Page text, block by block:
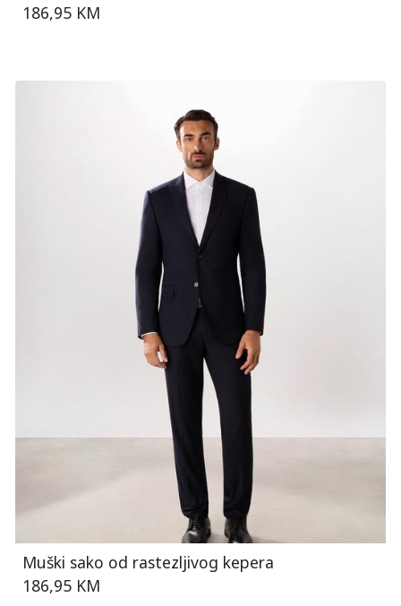
186,95 KM
Muški sako od rastezljivog kepera
186,95 KM